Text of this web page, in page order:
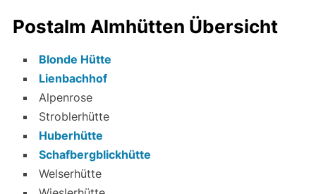
Postalm Almhütten Übersicht
Blonde Hütte
Lienbachhof
Alpenrose
Stroblerhütte
Huberhütte
Schafbergblickhütte
Welserhütte